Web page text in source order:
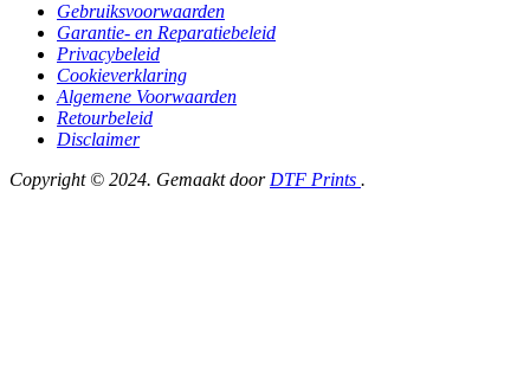
Gebruiksvoorwaarden
Garantie- en Reparatiebeleid
Privacybeleid
Cookieverklaring
Algemene Voorwaarden
Retourbeleid
Disclaimer
Copyright © 2024. Gemaakt doorDTF Prints .